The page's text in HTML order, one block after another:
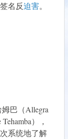
名反迫害。
巴（Allegra
），
系统地了解